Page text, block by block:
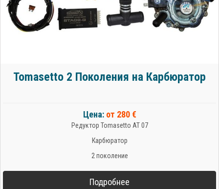
Tomasetto 2 Поколения на Карбюратор
Цена: от 280 €
Редуктор Tomasetto AT 07
Карбюратор
2 поколение
Подробнее